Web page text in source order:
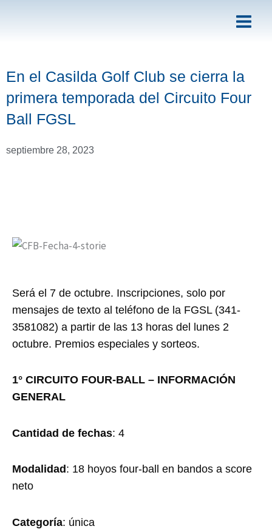
En el Casilda Golf Club se cierra la
primera temporada del Circuito Four
Ball FGSL
septiembre 28, 2023
Será el 7 de octubre. Inscripciones, solo por
mensajes de texto al teléfono de la FGSL (341-
3581082) a partir de las 13 horas del lunes 2
octubre. Premios especiales y sorteos.
1° CIRCUITO FOUR-BALL – INFORMACIÓN
GENERAL
Cantidad de fechas: 4
Modalidad : 18 hoyos four-ball en bandos a score
neto
Categoría: única